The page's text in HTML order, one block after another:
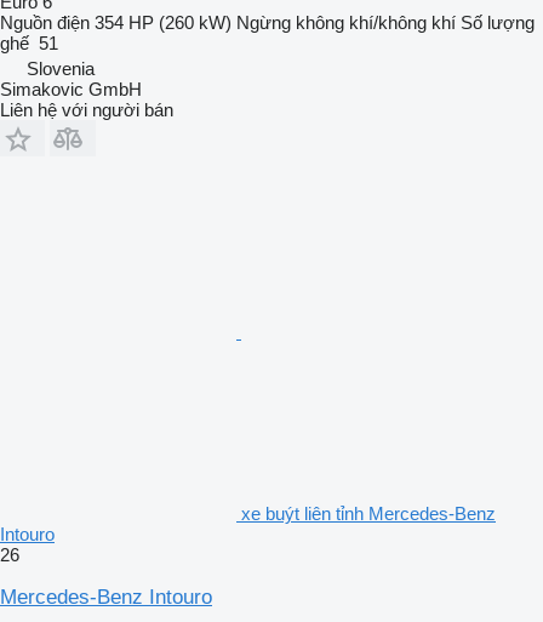
Nguồn điện 354 HP (260 kW) Ngừng không khí/không khí Số lượng
ghế 51
Slovenia
Simakovic GmbH
Liên hệ với người bán
xe buýt liên tỉnh Mercedes-Benz
Intouro
26
Mercedes-Benz Intouro